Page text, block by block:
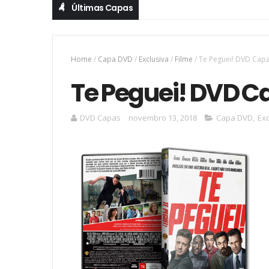
Últimas Capas
Home / Capa DVD / Exclusiva / Filme /Te Peguei! DVD Capa
Te Peguei! DVD
DVD Capas novembro 13, 2018 Capa DVD,